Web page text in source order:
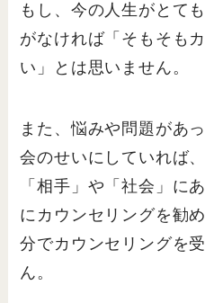
もし、今の人生がとて
がなければ「そもそも
い」とは思いません。
また、悩みや問題があ
会のせいにしていれば
「相手」や「社会」に
にカウンセリングを勧
分でカウンセリングを
ん。